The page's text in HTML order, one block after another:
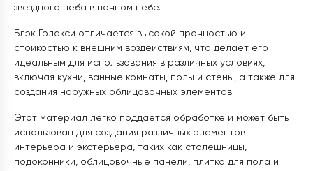
звездного неба в ночном небе.
Блэк Гэлакси отличается высокой прочностью и
стойкостью к внешним воздействиям, что делает его
идеальным для использования в различных условиях,
включая кухни, ванные комнаты, полы и стены, а также для
создания наружных облицовочных элементов.
Этот материал легко поддается обработке и может быть
использован для создания различных элементов
интерьера и экстерьера, таких как столешницы,
подоконники, облицовочные панели, плитка для пола и